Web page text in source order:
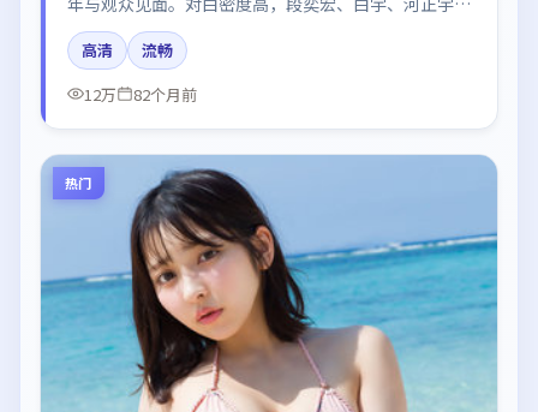
台词节奏值得关注；整体气质偏美国都市与冷色调摄
影。
高清
流畅
12万
82个月前
热门